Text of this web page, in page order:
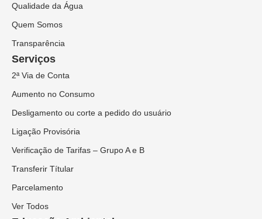
Qualidade da Água
Quem Somos
Transparência
Serviços
2ª Via de Conta
Aumento no Consumo
Desligamento ou corte a pedido do usuário
Ligação Provisória
Verificação de Tarifas – Grupo A e B
Transferir Títular
Parcelamento
Ver Todos